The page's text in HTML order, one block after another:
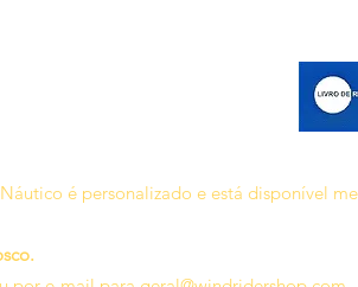
é personalizado e está disponível